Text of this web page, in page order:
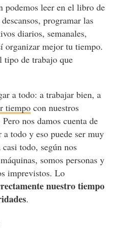
podemos leer en el libro de
programar las
diarios, semanales,
organizar mejor tu tiempo.
tipo de trabajo que
a todo: a trabajar bien, a
tiempocon nuestros
nos damos cuenta de
todo y eso puede ser muy
todo, según nos
somos personas y
imprevistos. Lo
nuestro tiempo
.